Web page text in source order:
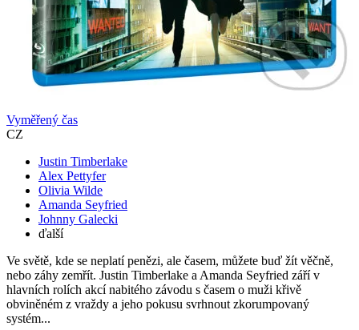
Vyměřený čas
CZ
Justin Timberlake
Alex Pettyfer
Olivia Wilde
Amanda Seyfried
Johnny Galecki
ďalší
Ve světě, kde se neplatí penězi, ale časem, můžete buď žít věčně,
nebo záhy zemřít. Justin Timberlake a Amanda Seyfried září v
hlavních rolích akcí nabitého závodu s časem o muži křivě
obviněném z vraždy a jeho pokusu svrhnout zkorumpovaný
systém...